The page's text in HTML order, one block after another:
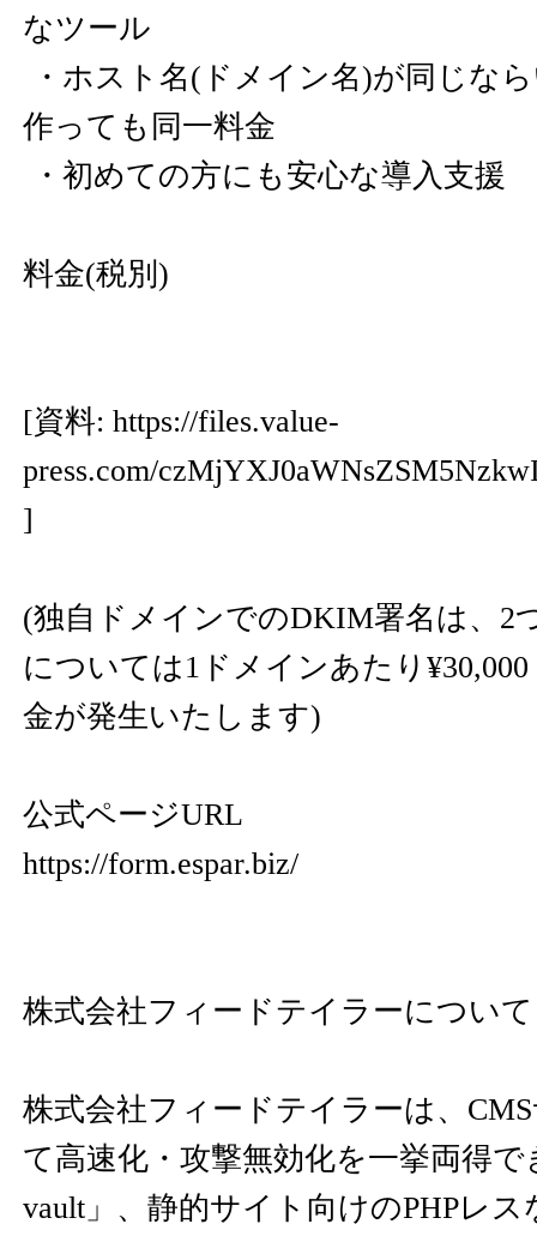
なツール
・ホスト名(ドメイン名)が同じな
作っても同一料金
・初めての方にも安心な導入支援
料金(税別)
[資料: https://files.value-
press.com/
]
(独自ドメインでのDKIM署名は、2
については1ドメインあたり
金が発生いたします)
公式ページURL
https://form.espar.biz/
株式会社フィードテイラーについて
株式会社フィードテイラーは、
て高速化・攻撃無効化を一挙両得で
vault」、静的サイト向けのPHPレ